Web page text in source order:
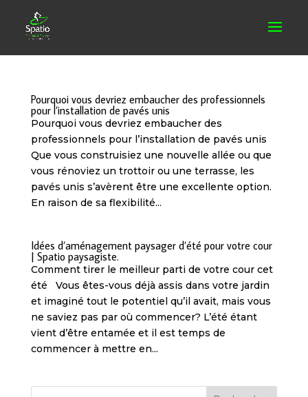
Pourquoi vous devriez embaucher des professionnels
pour l’installation de pavés unis
Pourquoi vous devriez embaucher des
professionnels pour l’installation de pavés unis
Que vous construisiez une nouvelle allée ou que
vous rénoviez un trottoir ou une terrasse, les
pavés unis s’avèrent être une excellente option.
En raison de sa flexibilité...
Idées d’aménagement paysager d’été pour votre cour
| Spatio paysagiste.
Comment tirer le meilleur parti de votre cour cet
été Vous êtes-vous déjà assis dans votre jardin
et imaginé tout le potentiel qu’il avait, mais vous
ne saviez pas par où commencer? L’été étant
vient d’être entamée et il est temps de
commencer à mettre en...